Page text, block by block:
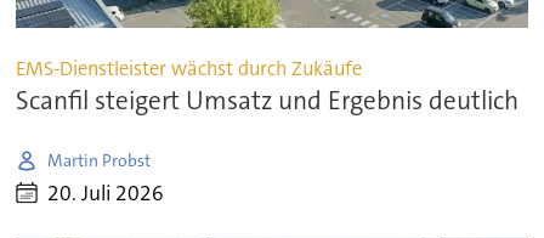
EMS-Dienstleister wächst durch Zukäufe
Scanfil steigert Umsatz und Ergebnis deutlich
Martin Probst
20. Juli 2026